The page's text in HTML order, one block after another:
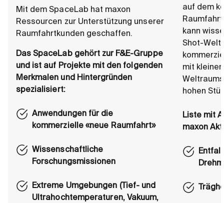
Mit dem SpaceLab hat maxon
Ressourcen zur Unterstützung unserer
Raumfahrtkunden geschaffen.
Das SpaceLab gehört zur F&E-Gruppe
und ist auf Projekte mit den folgenden
Merkmalen und Hintergründen
spezialisiert:
Anwendungen für die
kommerzielle «neue Raumfahrt»
Wissenschaftliche
Forschungsmissionen
Extreme Umgebungen (Tief- und
Ultrahochtemperaturen, Vakuum,
auf dem
kann
Shot-
mit
hohen
Liste mit
maxon